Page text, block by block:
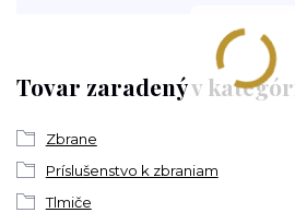
Tovar zaradený v
Zbrane
Príslušenstvo k zbraniam
Tlmiče